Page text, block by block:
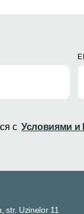
с Условиями и
str. Uzinelor 11